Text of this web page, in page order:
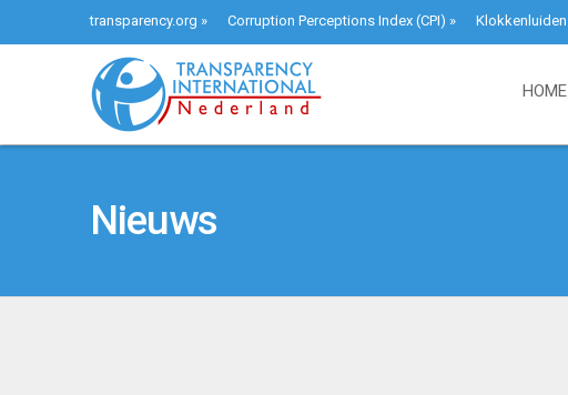
transparency.org » Corruption Perceptions Index (CPI) » Klokkenluiden
HOME
Nieuws